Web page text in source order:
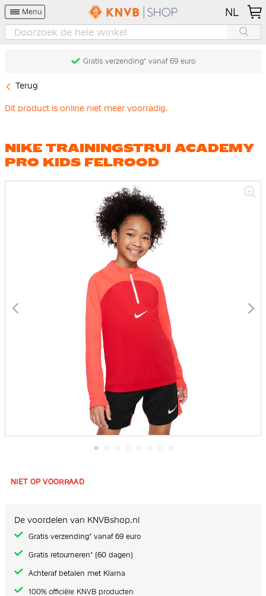
Menu NL
Gratis verzending* vanaf 69 euro
Terug
Dit product is online niet meer voorradig.
NIKE TRAININGSTRUI ACADEMY
PRO KIDS FELROOD
het
afbeeldingen-
gallerij
NIET OP VOORRAAD
De voordelen van KNVBshop.nl
Gratis verzending* vanaf 69 euro
Gratis retourneren* (60 dagen)
Achteraf betalen met Klarna
100% officiële KNVB producten